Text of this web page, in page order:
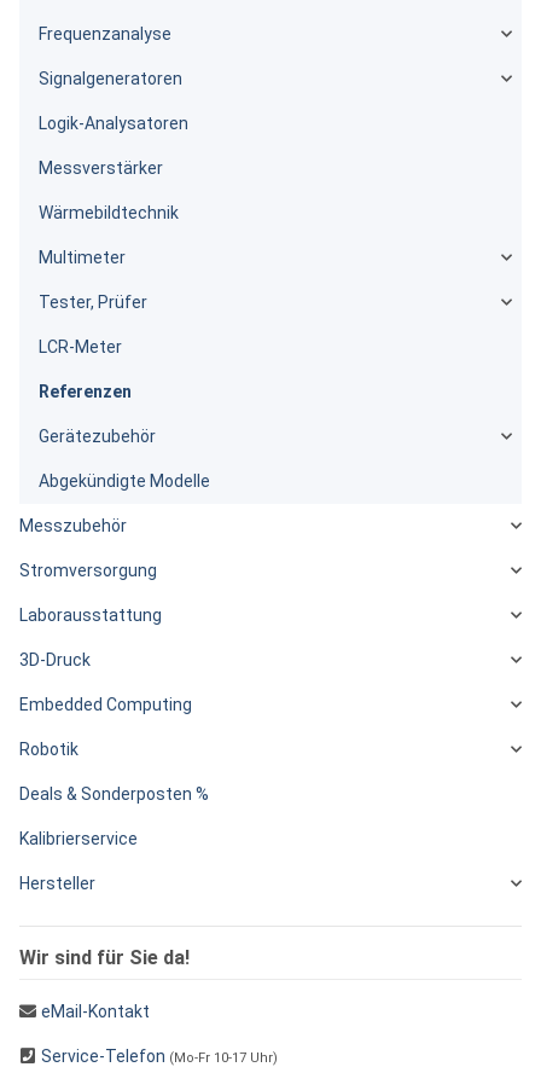
Frequenzanalyse
Signalgeneratoren
Logik-Analysatoren
Messverstärker
Wärmebildtechnik
Multimeter
Tester, Prüfer
LCR-Meter
Referenzen
Gerätezubehör
Abgekündigte Modelle
Messzubehör
Stromversorgung
Laborausstattung
3D-Druck
Embedded Computing
Robotik
Deals & Sonderposten %
Kalibrierservice
Hersteller
Wir sind für Sie da!
eMail-Kontakt
Service-Telefon (Mo-Fr 10-17 Uhr)